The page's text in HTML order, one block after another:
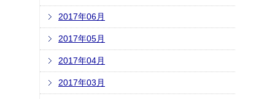
2017年06月
2017年05月
2017年04月
2017年03月